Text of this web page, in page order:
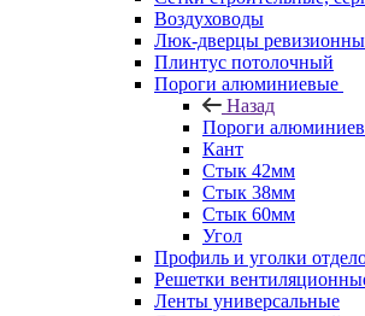
Воздуховоды
Люк-дверцы
Плинтус потолочный
Пороги алюминиевые
Назад
Пороги
Кант
Стык 42мм
Стык 38мм
Стык 60мм
Угол
Профиль и уголки
Решетки
Ленты универсальные